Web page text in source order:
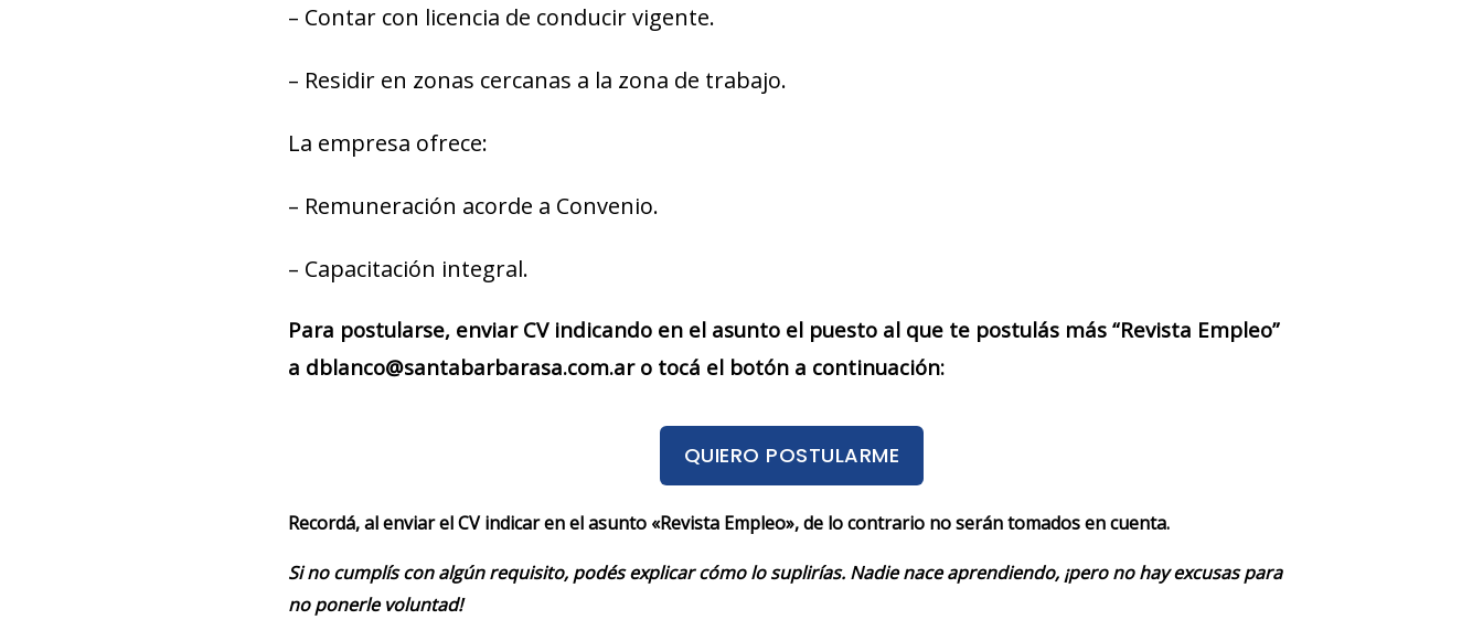
– Contar con licencia de conducir vigente.
– Residir en zonas cercanas a la zona de trabajo.
La empresa ofrece:
– Remuneración acorde a Convenio.
– Capacitación integral.
Para postularse, enviar CV indicando en el asunto el puesto al que te postulás más “Revista Empleo”
a dblanco@santabarbarasa.com.ar o tocá el botón a continuación:
QUIERO POSTULARME
Recordá, al enviar el CV indicar en el asunto «Revista Empleo», de lo contrario no serán tomados en cuenta.
Si no cumplís con algún requisito, podés explicar cómo lo suplirías. Nadie nace aprendiendo, ¡pero no hay excusas para
no ponerle voluntad!